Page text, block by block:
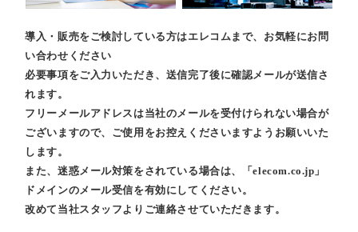
導入・販売をご検討している方はエレコムまで、お気軽にお問
い合わせください
必要事項をご入力いただき、送信完了後に確認メールが送信さ
れます。
フリーメールアドレスは当社のメールを受付けられない場合が
ございますので、ご使用をお控えくださいますようお願いいた
します。
また、迷惑メール対策をされている場合は、「elecom.co.jp」
ドメインのメール受信を有効にしてください。
改めて当社スタッフよりご連絡させていただきます。